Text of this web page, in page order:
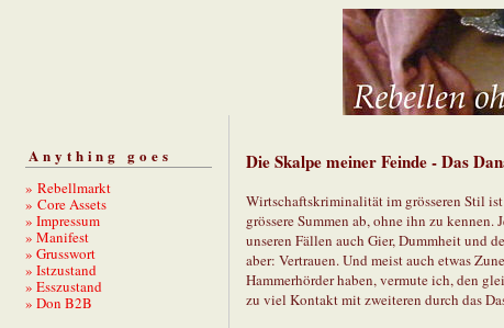
Anything goes
» Rebellmarkt
» Core Assets
» Impressum
» Manifest
» Grusswort
» Istzustand
» Esszustand
» Don B2B
Die Skalpe meiner Feinde - Das
Wirtschaftskriminalität im grösseren Stil
grössere Summen ab, ohne ihn zu kennen.
unseren Fällen auch Gier, Dummheit und
aber: Vertrauen. Und meist auch etwas
Hammerhörder haben, vermute ich, den
zu viel Kontakt mit zweiteren durch das